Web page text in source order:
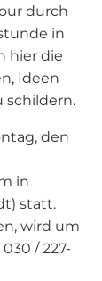
durch
in
hier die
Ideen
schildern.
den
in
statt.
wird um
/ 227-